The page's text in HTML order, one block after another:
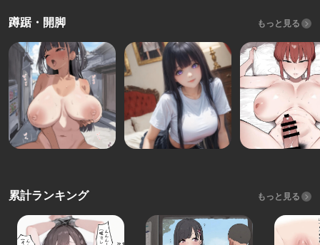
蹲踞・開脚 もっと見る
累計ランキング もっと見る